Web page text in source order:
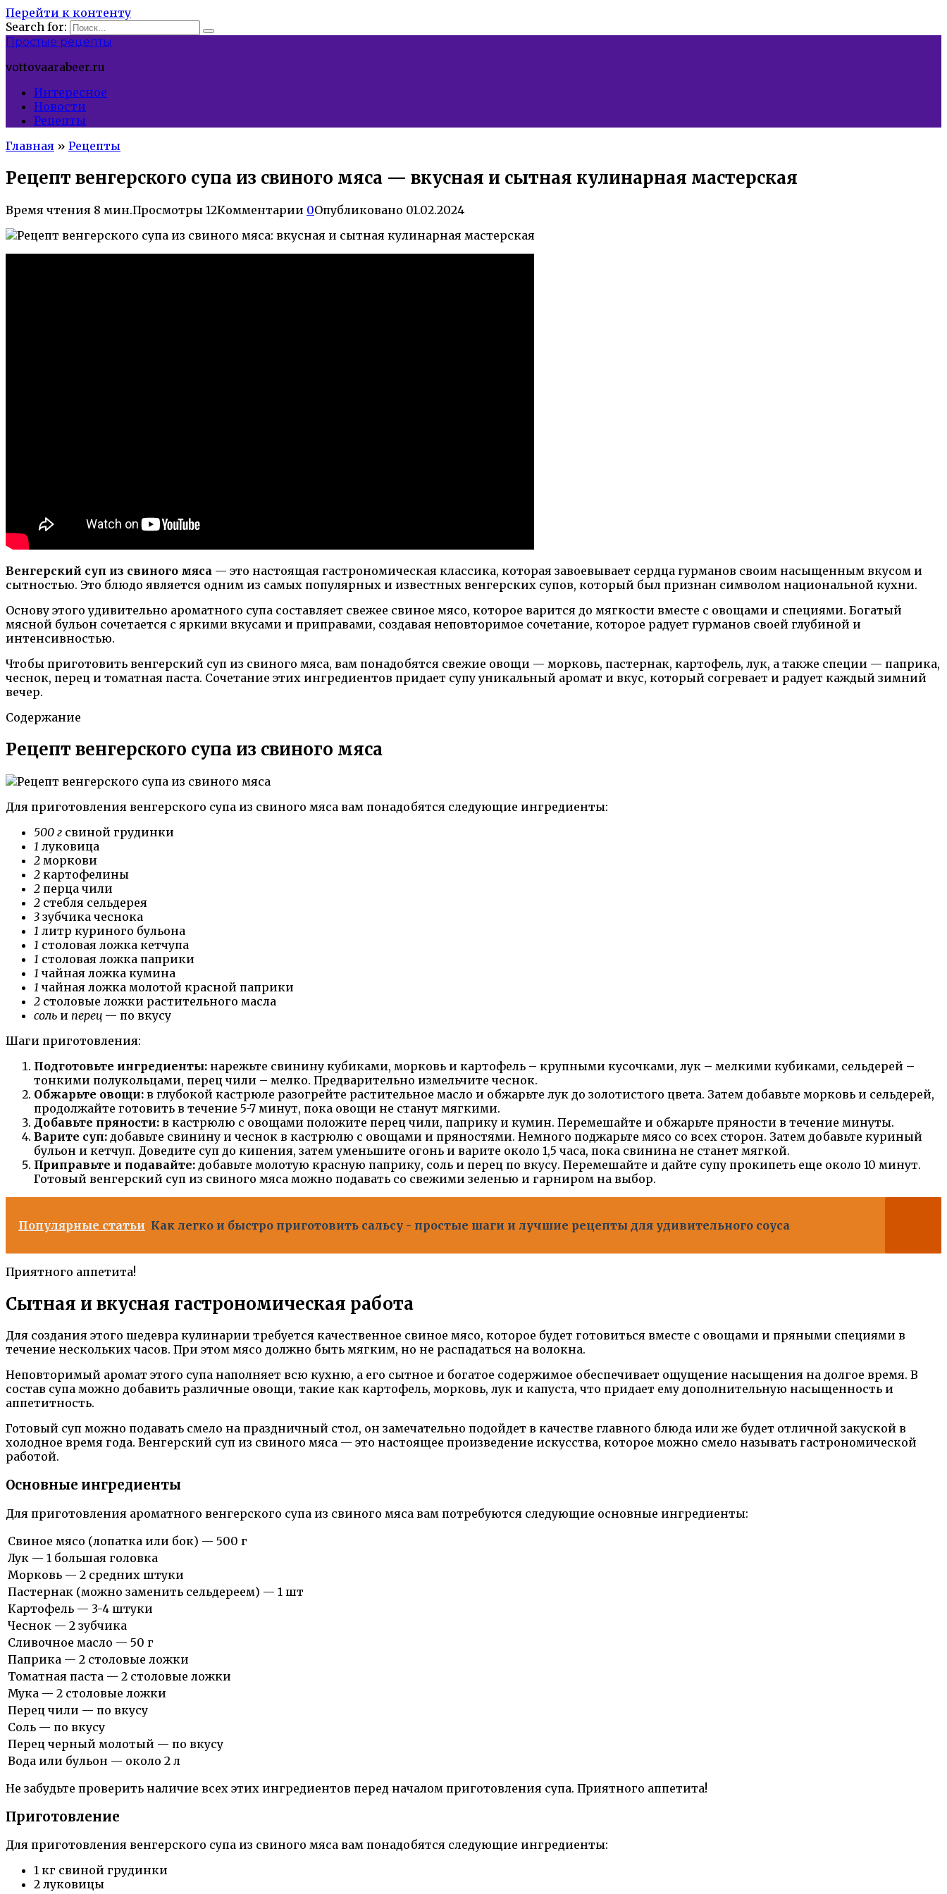
Перейти к контенту
Search for:
Простые рецепты
vottovaarabeer.ru
Интересное
Новости
Рецепты
Главная » Рецепты
Рецепт венгерского супа из свиного мяса — вкусная и сытная кулинарная мастерская
Время чтения 8 мин.Просмотры 12Комментарии 0Опубликовано 01.02.2024
Венгерский суп из свиного мяса — это настоящая гастрономическая классика, которая завоевывает сердца гурманов своим насыщенным вкусом и
сытностью. Это блюдо является одним из самых популярных и известных венгерских супов, который был признан символом национальной кухни.
Основу этого удивительно ароматного супа составляет свежее свиное мясо, которое варится до мягкости вместе с овощами и специями. Богатый
мясной бульон сочетается с яркими вкусами и приправами, создавая неповторимое сочетание, которое радует гурманов своей глубиной и
интенсивностью.
Чтобы приготовить венгерский суп из свиного мяса, вам понадобятся свежие овощи — морковь, пастернак, картофель, лук, а также специи — паприка,
чеснок, перец и томатная паста. Сочетание этих ингредиентов придает супу уникальный аромат и вкус, который согревает и радует каждый зимний
вечер.
Содержание
Рецепт венгерского супа из свиного мяса
Для приготовления венгерского супа из свиного мяса вам понадобятся следующие ингредиенты:
500 г свиной грудинки
1 луковица
2 моркови
2 картофелины
2 перца чили
2 стебля сельдерея
3 зубчика чеснока
1 литр куриного бульона
1 столовая ложка кетчупа
1 столовая ложка паприки
1 чайная ложка кумина
1 чайная ложка молотой красной паприки
2 столовые ложки растительного масла
соль и перец — по вкусу
Шаги приготовления:
Подготовьте ингредиенты: нарежьте свинину кубиками, морковь и картофель – крупными кусочками, лук – мелкими кубиками, сельдерей –
тонкими полукольцами, перец чили – мелко. Предварительно измельчите чеснок.
Обжарьте овощи: в глубокой кастрюле разогрейте растительное масло и обжарьте лук до золотистого цвета. Затем добавьте морковь и сельдерей,
продолжайте готовить в течение 5-7 минут, пока овощи не станут мягкими.
Добавьте пряности: в кастрюлю с овощами положите перец чили, паприку и кумин. Перемешайте и обжарьте пряности в течение минуты.
Варите суп: добавьте свинину и чеснок в кастрюлю с овощами и пряностями. Немного поджарьте мясо со всех сторон. Затем добавьте куриный
бульон и кетчуп. Доведите суп до кипения, затем уменьшите огонь и варите около 1,5 часа, пока свинина не станет мягкой.
Приправьте и подавайте: добавьте молотую красную паприку, соль и перец по вкусу. Перемешайте и дайте супу прокипеть еще около 10 минут.
Готовый венгерский суп из свиного мяса можно подавать со свежими зеленью и гарниром на выбор.
Популярные статьи Как легко и быстро приготовить сальсу - простые шаги и лучшие рецепты для удивительного соуса
Приятного аппетита!
Сытная и вкусная гастрономическая работа
Для создания этого шедевра кулинарии требуется качественное свиное мясо, которое будет готовиться вместе с овощами и пряными специями в
течение нескольких часов. При этом мясо должно быть мягким, но не распадаться на волокна.
Неповторимый аромат этого супа наполняет всю кухню, а его сытное и богатое содержимое обеспечивает ощущение насыщения на долгое время. В
состав супа можно добавить различные овощи, такие как картофель, морковь, лук и капуста, что придает ему дополнительную насыщенность и
аппетитность.
Готовый суп можно подавать смело на праздничный стол, он замечательно подойдет в качестве главного блюда или же будет отличной закуской в
холодное время года. Венгерский суп из свиного мяса — это настоящее произведение искусства, которое можно смело называть гастрономической
работой.
Основные ингредиенты
Для приготовления ароматного венгерского супа из свиного мяса вам потребуются следующие основные ингредиенты:
Свиное мясо (лопатка или бок) — 500 г
Лук — 1 большая головка
Морковь — 2 средних штуки
Пастернак (можно заменить сельдереем) — 1 шт
Картофель — 3-4 штуки
Чеснок — 2 зубчика
Сливочное масло — 50 г
Паприка — 2 столовые ложки
Томатная паста — 2 столовые ложки
Мука — 2 столовые ложки
Перец чили — по вкусу
Соль — по вкусу
Перец черный молотый — по вкусу
Вода или бульон — около 2 л
Не забудьте проверить наличие всех этих ингредиентов перед началом приготовления супа. Приятного аппетита!
Приготовление
Для приготовления венгерского супа из свиного мяса вам понадобятся следующие ингредиенты:
1 кг свиной грудинки
2 луковицы